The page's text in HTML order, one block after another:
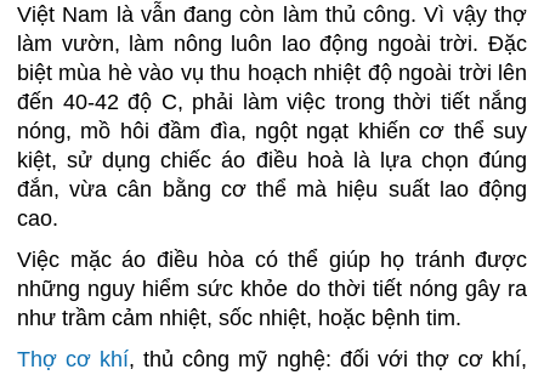
Việt Nam là vẫn đang còn làm thủ công. Vì vậy thợ
làm vườn, làm nông luôn lao động ngoài trời. Đặc
biệt mùa hè vào vụ thu hoạch nhiệt độ ngoài trời lên
đến 40-42 độ C, phải làm việc trong thời tiết nắng
nóng, mồ hôi đầm đìa, ngột ngạt khiến cơ thể suy
kiệt, sử dụng chiếc áo điều hoà là lựa chọn đúng
đắn, vừa cân bằng cơ thể mà hiệu suất lao động
cao.
Việc mặc áo điều hòa có thể giúp họ tránh được
những nguy hiểm sức khỏe do thời tiết nóng gây ra
như trầm cảm nhiệt, sốc nhiệt, hoặc bệnh tim.
Thợ cơ khí, thủ công mỹ nghệ: đối với thợ cơ khí,